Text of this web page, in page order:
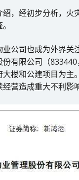
，经初步分析，
公司也成为外界
有限公司（
楼和公建项目为
营造成重大不利影